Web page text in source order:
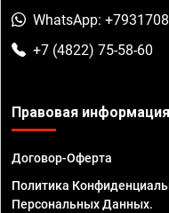
WhatsApp:
+7 (4822) 75-58-60
Правовая информация
Договор-Оферта
Политика
Персональных Данных.